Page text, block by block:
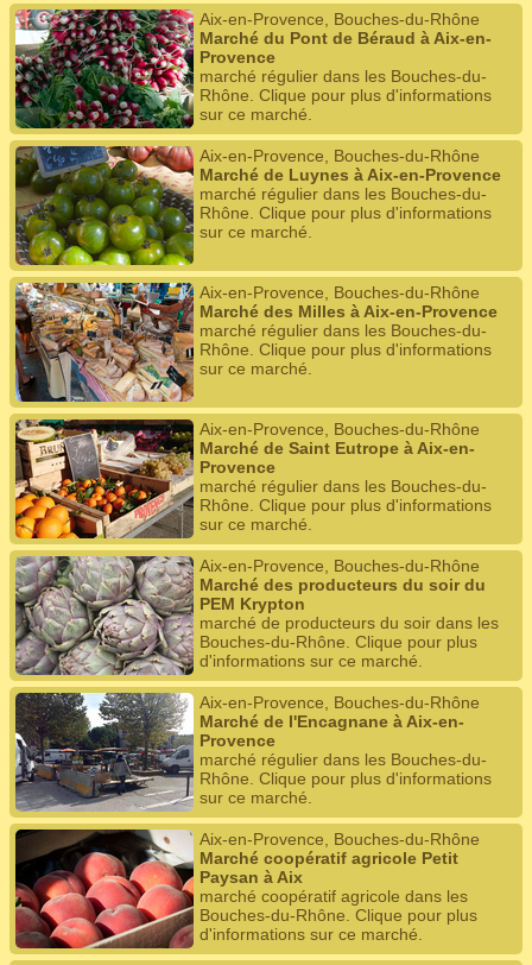
Aix-en-Provence, Bouches-du-Rhône
Marché du Pont de Béraud à Aix-en-
Provence
marché régulier dans les Bouches-du-
Rhône. Clique pour plus d'informations
sur ce marché.
Aix-en-Provence, Bouches-du-Rhône
Marché de Luynes à Aix-en-Provence
marché régulier dans les Bouches-du-
Rhône. Clique pour plus d'informations
sur ce marché.
Aix-en-Provence, Bouches-du-Rhône
Marché des Milles à Aix-en-Provence
marché régulier dans les Bouches-du-
Rhône. Clique pour plus d'informations
sur ce marché.
Aix-en-Provence, Bouches-du-Rhône
Marché de Saint Eutrope à Aix-en-
Provence
marché régulier dans les Bouches-du-
Rhône. Clique pour plus d'informations
sur ce marché.
Aix-en-Provence, Bouches-du-Rhône
Marché des producteurs du soir du
PEM Krypton
marché de producteurs du soir dans les
Bouches-du-Rhône. Clique pour plus
d'informations sur ce marché.
Aix-en-Provence, Bouches-du-Rhône
Marché de l'Encagnane à Aix-en-
Provence
marché régulier dans les Bouches-du-
Rhône. Clique pour plus d'informations
sur ce marché.
Aix-en-Provence, Bouches-du-Rhône
Marché coopératif agricole Petit
Paysan à Aix
marché coopératif agricole dans les
Bouches-du-Rhône. Clique pour plus
d'informations sur ce marché.